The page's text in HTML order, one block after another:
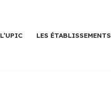
L’UPIC LES ÉTABLISSEMENTS